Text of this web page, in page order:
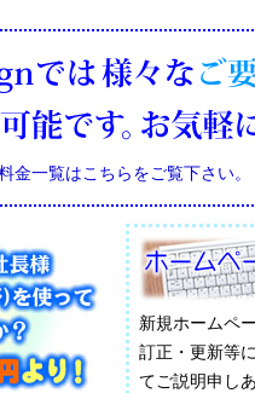
金一覧はこちらをご覧下さい。
新規ホームペ
訂正・更新等
てご説明申し